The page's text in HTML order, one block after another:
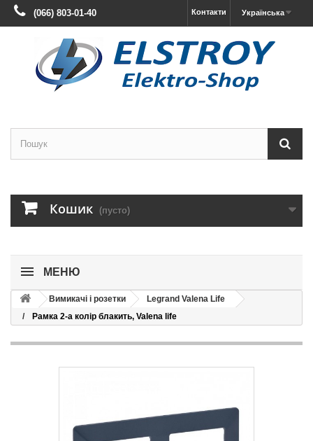
Українська
Контакти
(066) 803-01-40
Кошик (пусто)
МЕНЮ
Вимикачі і розетки
Legrand Valena Life
Рамка 2-а колір блакить, Valena life